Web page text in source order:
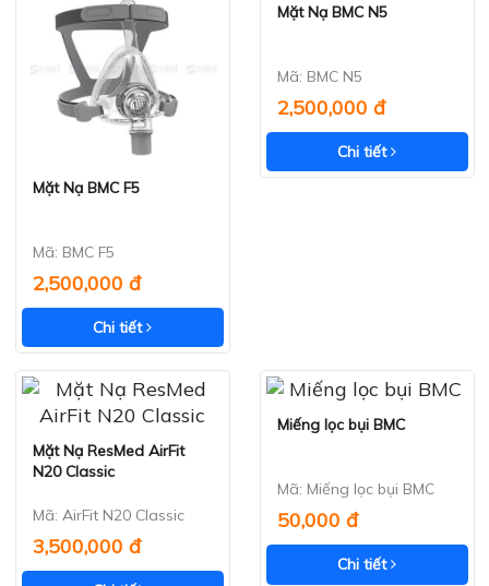
Xem nhanh
Mặt Nạ BMC F5
Mã: BMC F5
2,500,000 đ
Chi tiết
Xem nhanh
Mặt Nạ BMC N5
Mã: BMC N5
2,500,000 đ
Chi tiết
Xem nhanh
Mặt Nạ ResMed AirFit
N20 Classic
Mã: AirFit N20 Classic
3,500,000 đ
Xem nhanh
Miếng lọc bụi BMC
Mã: Miếng lọc bụi BMC
50,000 đ
Chi tiết